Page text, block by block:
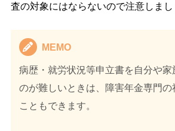
査の対象にはならないので注意しまし
MEMO
病歴・就労状況等申立書を自分や家
のが難しいときは、障害年金専門の
こともできます。